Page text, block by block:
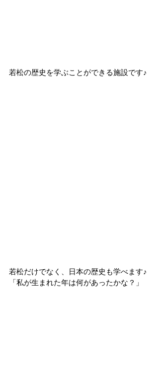
若松の歴史を学ぶことができる施設です♪
若松だけでなく、日本の歴史も学べます♪
「私が生まれた年は何があったかな？」